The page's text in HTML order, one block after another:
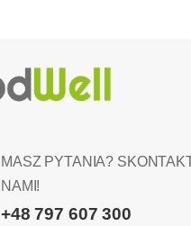
MASZ PYTANIA?
NAMI!
+48 797 607 300